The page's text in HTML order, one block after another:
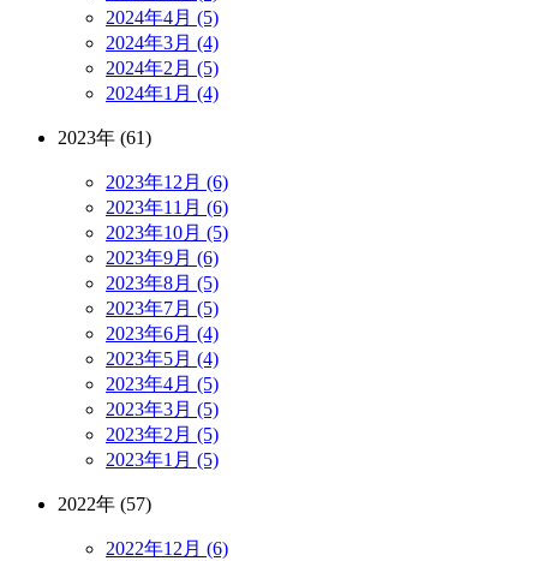
2024年4月 (5)
2024年3月 (4)
2024年2月 (5)
2024年1月 (4)
2023年 (61)
2023年12月 (6)
2023年11月 (6)
2023年10月 (5)
2023年9月 (6)
2023年8月 (5)
2023年7月 (5)
2023年6月 (4)
2023年5月 (4)
2023年4月 (5)
2023年3月 (5)
2023年2月 (5)
2023年1月 (5)
2022年 (57)
2022年12月 (6)